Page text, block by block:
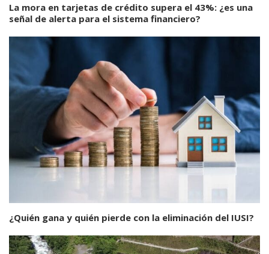
La mora en tarjetas de crédito supera el 43%: ¿es una
señal de alerta para el sistema financiero?
¿Quién gana y quién pierde con la eliminación del IUSI?